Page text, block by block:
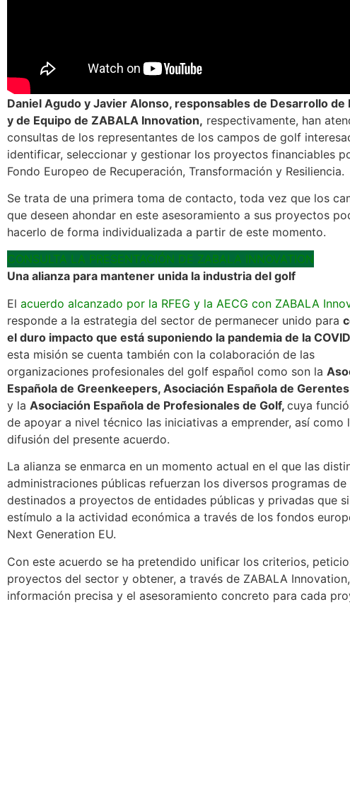
Daniel Agudo y Javier Alonso, responsables de Desarrollo de
y de Equipo de ZABALA Innovation, respectivamente, han
consultas de los representantes de los campos de golf
identificar, seleccionar y gestionar los proyectos financiables
Fondo Europeo de Recuperación, Transformación y Resiliencia.
Se trata de una primera toma de contacto, toda vez que los
que deseen ahondar en este asesoramiento a sus proyectos
hacerlo de forma individualizada a partir de este momento.
CONSULTA LA PRESENTACIÓN DE ZABALA INNOVATION
Una alianza para mantener unida la industria del golf
El acuerdo alcanzado por la RFEG y la AECG con ZABALA
responde a la estrategia del sector de permanecer unido para
el duro impacto que está suponiendo la pandemia de la
esta misión se cuenta también con la colaboración de las
organizaciones profesionales del golf español como son la
Española de Greenkeepers, Asociación Española de
y la Asociación Española de Profesionales de Golf, cuya
de apoyar a nivel técnico las iniciativas a emprender, así como
difusión del presente acuerdo.
La alianza se enmarca en un momento actual en el que las
administraciones públicas refuerzan los diversos programas de
destinados a proyectos de entidades públicas y privadas que
estímulo a la actividad económica a través de los fondos
Next Generation EU.
Con este acuerdo se ha pretendido unificar los criterios,
proyectos del sector y obtener, a través de ZABALA
información precisa y el asesoramiento concreto para cada